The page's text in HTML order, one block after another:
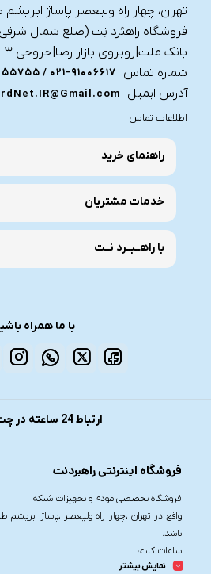
فروشگاه راهبُرد نِت (ضلع شمال
بانک ملت|روبروی بازار رضا|خروجی ۳ مترو تاترشهر و BRT)‎‎
شماره تماس
021-91006617 / 09190055755
آدرس ایمیل
اطلاعات تماس
راهنمای خرید
خدمات مشتریان
با راهــبــرد نــت
با ما همراه
ارتباط 24 ساعته در چت آنلاین
فروشگاه اینترنتی راهبردنت
فروشگاه تخصصی مودم و تجهیزات شبکه
باشد.
ساعات کاری :
شنبه تا چهارشنبه از ساعت 9.30 تا 20
نمایش بیشتر